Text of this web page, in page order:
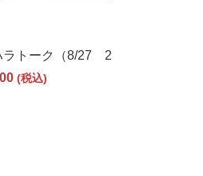
ラトーク（8/27 20:00）
(税込)